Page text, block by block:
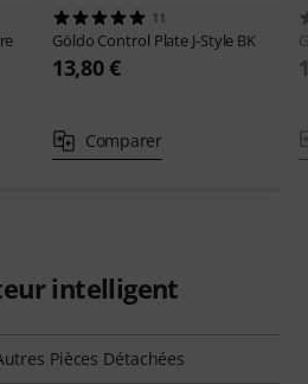
11
Göldo Control Plate J-Style BK
13,80 €
Comparer
intelligent
Pièces Détachées